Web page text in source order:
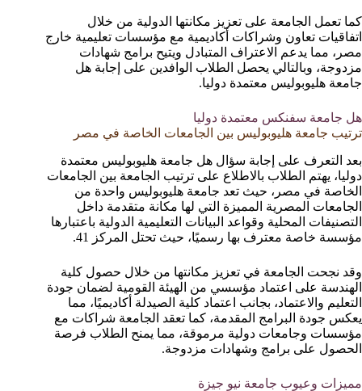
كما تعمل الجامعة على تعزيز مكانتها الدولية من خلال
اتفاقيات تعاون وشراكات أكاديمية مع مؤسسات تعليمية خارج
مصر، مما يدعم الاعتراف المتبادل ويتيح برامج شهادات
مزدوجة، وبالتالي يحصل الطلاب الوافدين على إجابة هل
جامعة هليوبوليس معتمدة دوليا.
هل جامعة سفنكس معتمدة دوليا
ترتيب جامعة هليوبوليس بين الجامعات الخاصة في مصر
بعد التعرف على إجابة سؤال هل جامعة هليوبوليس معتمدة
دوليا، يهتم الطلاب بالاطلاع على ترتيب الجامعة بين الجامعات
الخاصة في مصر، حيث تعد جامعة هليوبوليس واحدة من
الجامعات المصرية المميزة التي لها مكانة متقدمة داخل
التصنيفات المحلية وقواعد البيانات التعليمية الدولية باعتبارها
مؤسسة خاصة معترف بها رسميًا، حيث تحتل المركز 41.
وقد نجحت الجامعة في تعزيز مكانتها من خلال حصول كلية
الهندسة على اعتماد مؤسسي من الهيئة القومية لضمان جودة
التعليم والاعتماد، بجانب اعتماد كلية الصيدلة أكاديميًا، مما
يعكس جودة البرامج المقدمة، كما تعقد الجامعة شراكات مع
مؤسسات وجامعات دولية مرموقة، مما يمنح الطلاب فرصة
الحصول على برامج وشهادات مزدوجة.
مميزات وعيوب جامعة نيو جيزة